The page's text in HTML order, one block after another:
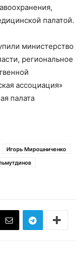
палатой.
министерство
региональное
ассоциация»
палата
Игорь Мирошниченко